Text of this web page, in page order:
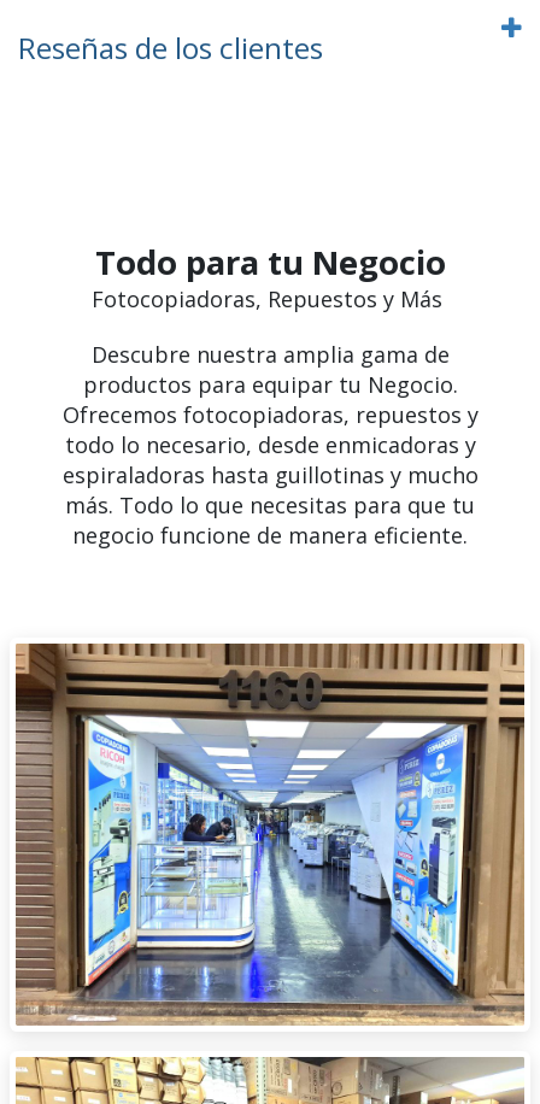
Reseñas de los clientes
Todo para tu Negocio
Fotocopiadoras, Repuestos y Más
Descubre nuestra amplia gama de
productos para equipar tu Negocio.
Ofrecemos fotocopiadoras, repuestos y
todo lo necesario, desde enmicadoras y
espiraladoras hasta guillotinas y mucho
más. Todo lo que necesitas para que tu
negocio funcione de manera eficiente.